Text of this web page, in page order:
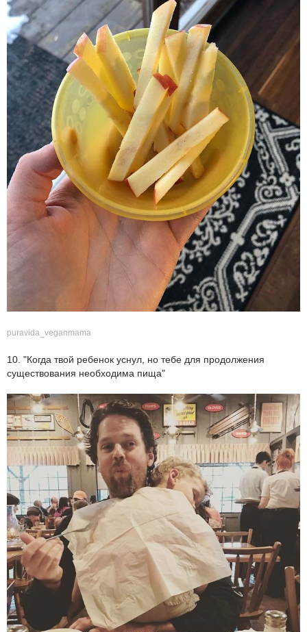
puravida_veganmama
10. "Когда твой ребенок уснул, но тебе для продолжения
существования необходима пища"